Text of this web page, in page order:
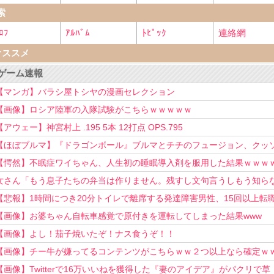
ﾌ
ｱﾙﾊﾞﾑ ﾄﾋﾟｯｸ
連絡網
スメ
ーム速報
【マンガ】バラシ屋トシヤの漫画セレクション
【画像】ロシア陸軍の入隊試験がこちらｗｗｗｗｗ
【アウェー】神宮村上 .195 5本 12打点 OPS.795
【ほぼブルマ】『ドラゴンボール』ブルマとチチのフュージョン、クッ
可愛すぎるwwwwwww
【愕然】不眠症ワイちゃん、人生初の睡眠導入剤を服用した結果ｗｗｗ
さん「もう息子たちの弁当は作りません。残すし文句言うしもう知ら
い！」
【悲報】1時間につき20分トイレで離席する発達障害男性、15回以上転
を重ねてしまう
【画像】お婆ちゃん自転車感覚で原付きを運転してしまった結果www
【画像】よし！茄子焼いたぞ！ナス食うぞ！！
【画像】チー牛が嫌ってるコンテンツがこちらｗｗ２つ以上なら確定ｗ
【画像】Twitterで16万いいねを獲得した『妻のアイデア』がパクリで草